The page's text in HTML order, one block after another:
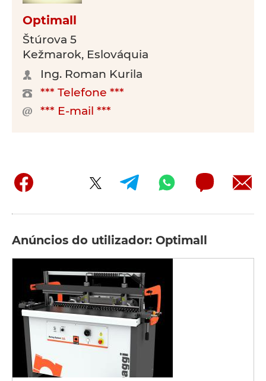
Optimall
Štúrova 5
Kežmarok, Eslováquia
Ing. Roman Kurila
*** Telefone ***
*** E-mail ***
Anúncios do utilizador: Optimall